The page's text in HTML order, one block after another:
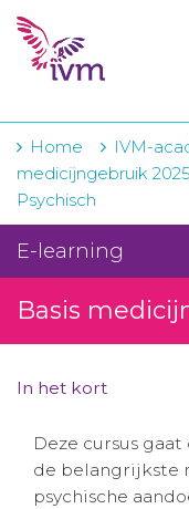
VMI
IVM-academie
Zorginstellingen
Projecten
Actueel
Winkelwagentje
Home IVM-
medicijngebruik 2025
Psychisch
E-learning
Basis
In het kort
Deze cursus
de belangrijkste
psychische